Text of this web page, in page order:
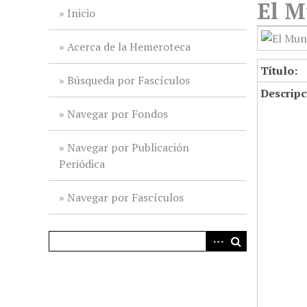
Inicio
Acerca de la Hemeroteca
Búsqueda por Fascículos
Navegar por Fondos
Navegar por Publicación
Periódica
Navegar por Fascículos
El
Título: